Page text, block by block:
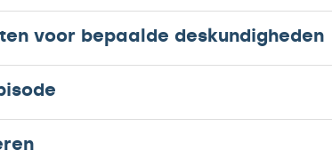
voor bepaalde deskundigheden